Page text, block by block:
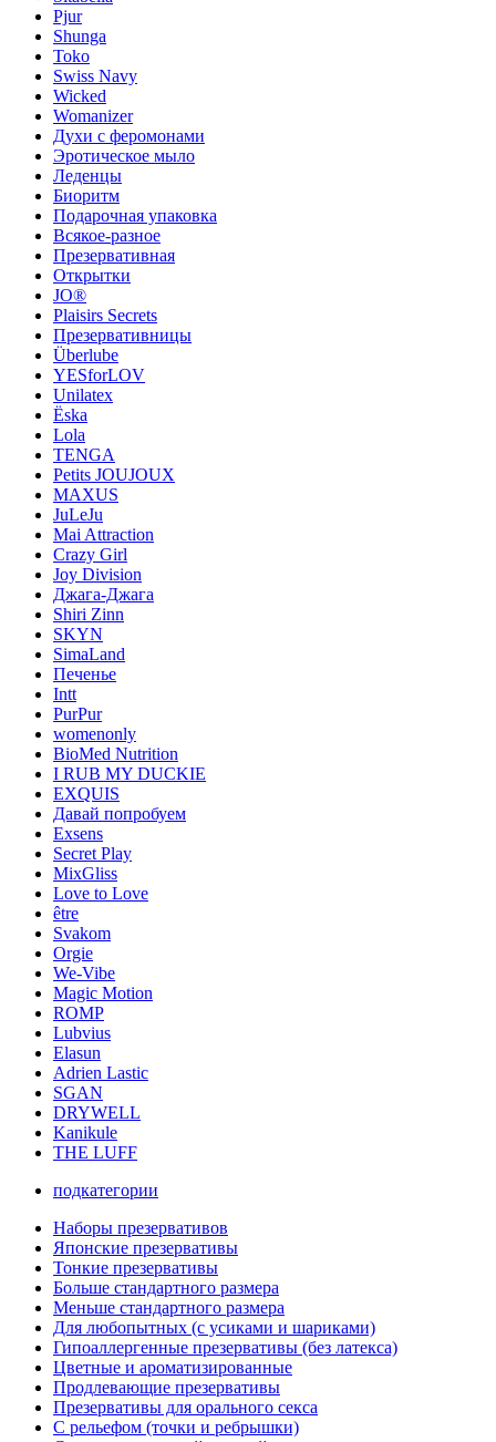
Pjur
Shunga
Toko
Swiss Navy
Wicked
Womanizer
Духи с феромонами
Эротическое мыло
Леденцы
Биоритм
Подарочная упаковка
Всякое-разное
Презервативная
Открытки
JO®
Plaisirs Secrets
Презервативницы
Überlube
YESforLOV
Unilatex
Ёska
Lola
TENGA
Petits JOUJOUX
MAXUS
JuLeJu
Mai Attraction
Crazy Girl
Joy Division
Джага-Джага
Shiri Zinn
SKYN
SimaLand
Печенье
Intt
PurPur
womenonly
BioMed Nutrition
I RUB MY DUCKIE
EXQUIS
Давай попробуем
Exsens
Secret Play
MixGliss
Love to Love
être
Svakom
Orgie
We-Vibe
Magic Motion
ROMP
Lubvius
Elasun
Adrien Lastic
SGAN
DRYWELL
Kanikule
THE LUFF
подкатегории
Наборы презервативов
Японские презервативы
Тонкие презервативы
Больше стандартного размера
Меньше стандартного размера
Для любопытных (с усиками и шариками)
Гипоаллергенные презервативы (без латекса)
Цветные и ароматизированные
Продлевающие презервативы
Презервативы для орального секса
С рельефом (точки и ребрышки)